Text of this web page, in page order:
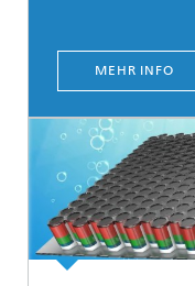
MEHR INFO